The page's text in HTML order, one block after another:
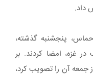
داد.
پنجشنبه گذشته،
غزه، امضا کردند. بر
جمعه آن را تصویب کرد،